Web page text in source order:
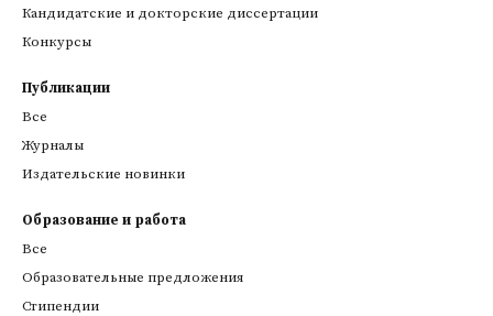
Кандидатские и докторские диссертации
Конкурсы
Публикации
Все
Журналы
Издательские новинки
Образование и работа
Все
Образовательные предложения
Стипендии